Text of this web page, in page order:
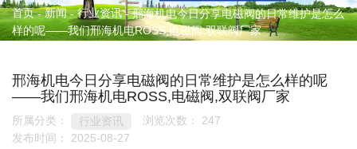
首页-新闻 -行业资讯 -邢海机电今日分享电磁阀的日常维护是怎么
样的呢——我们邢海机电ROSS,电磁阀,双联阀厂家
邢海机电今日分享电磁阀的日常维护是怎么样的呢
——我们邢海机电ROSS,电磁阀,双联阀厂家
所属分类： 行业资讯 浏览次数： 247
发布时间： 2025-08-27